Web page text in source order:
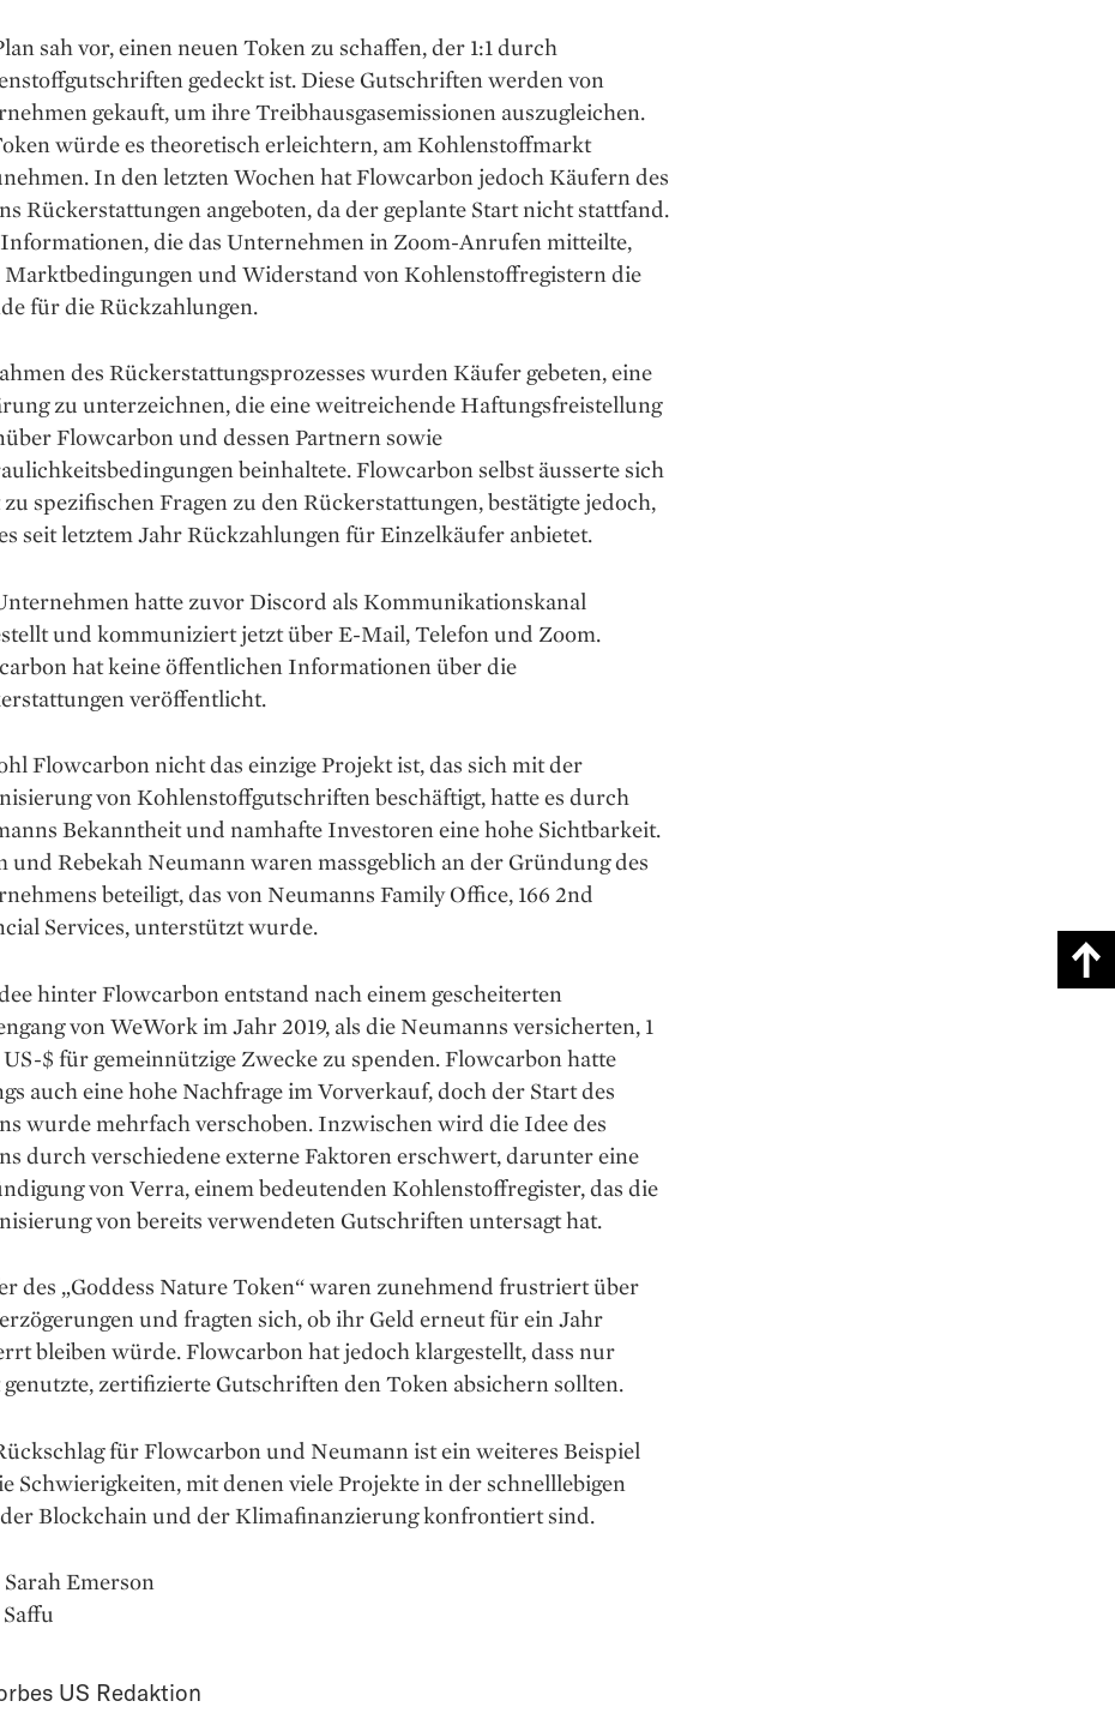
sah vor, einen neuen Token zu schaffen, der 1:1 durch
gedeckt ist. Diese Gutschriften werden von
gekauft, um ihre Treibhausgasemissionen auszugleichen.
würde es theoretisch erleichtern, am Kohlenstoffmarkt
In den letzten Wochen hat Flowcarbon jedoch Käufern des
Rückerstattungen angeboten, da der geplante Start nicht stattfand.
die das Unternehmen in Zoom-Anrufen mitteilte,
Marktbedingungen und Widerstand von Kohlenstoffregistern die
für die Rückzahlungen.
des Rückerstattungsprozesses wurden Käufer gebeten, eine
zu unterzeichnen, die eine weitreichende Haftungsfreistellung
Flowcarbon und dessen Partnern sowie
beinhaltete. Flowcarbon selbst äusserte sich
spezifischen Fragen zu den Rückerstattungen, bestätigte jedoch,
seit letztem Jahr Rückzahlungen für Einzelkäufer anbietet.
hatte zuvor Discord als Kommunikationskanal
und kommuniziert jetzt über E-Mail, Telefon und Zoom.
hat keine öffentlichen Informationen über die
veröffentlicht.
Flowcarbon nicht das einzige Projekt ist, das sich mit der
von Kohlenstoffgutschriften beschäftigt, hatte es durch
Bekanntheit und namhafte Investoren eine hohe Sichtbarkeit.
und Rebekah Neumann waren massgeblich an der Gründung des
beteiligt, das von Neumanns Family Office, 166 2nd
Services, unterstützt wurde.
hinter Flowcarbon entstand nach einem gescheiterten
von WeWork im Jahr 2019, als die Neumanns versicherten, 1
$ für gemeinnützige Zwecke zu spenden. Flowcarbon hatte
auch eine hohe Nachfrage im Vorverkauf, doch der Start des
wurde mehrfach verschoben. Inzwischen wird die Idee des
durch verschiedene externe Faktoren erschwert, darunter eine
von Verra, einem bedeutenden Kohlenstoffregister, das die
von bereits verwendeten Gutschriften untersagt hat.
des „Goddess Nature Token“ waren zunehmend frustriert über
und fragten sich, ob ihr Geld erneut für ein Jahr
bleiben würde. Flowcarbon hat jedoch klargestellt, dass nur
zertifizierte Gutschriften den Token absichern sollten.
für Flowcarbon und Neumann ist ein weiteres Beispiel
Schwierigkeiten, mit denen viele Projekte in der schnelllebigen
Blockchain und der Klimafinanzierung konfrontiert sind.
Emerson
US Redaktion